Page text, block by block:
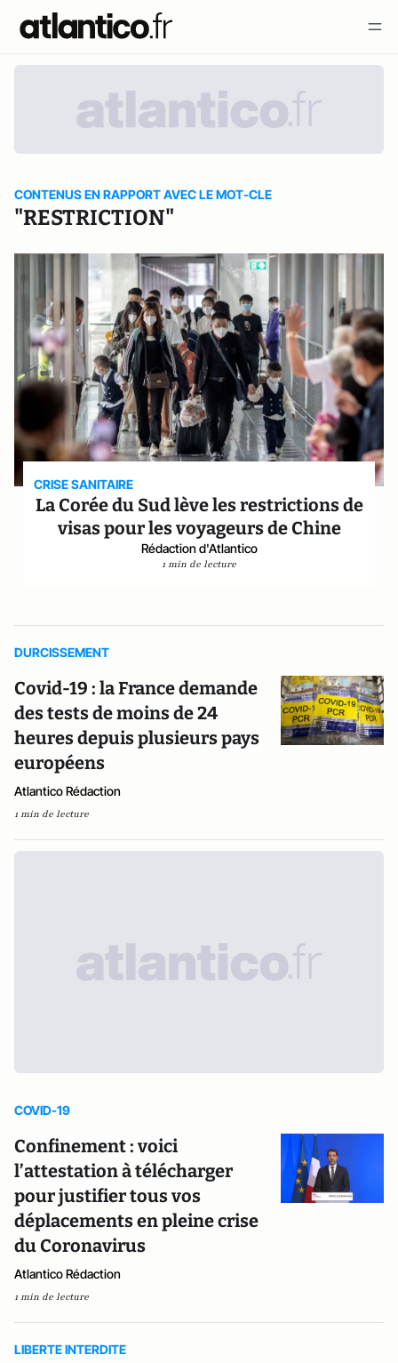
CONTENUS EN RAPPORT AVEC LE MOT-CLE
"RESTRICTION"
CRISE SANITAIRE
La Corée du Sud lève les restrictions de
visas pour les voyageurs de Chine
Rédaction d'Atlantico
1 min de lecture
DURCISSEMENT
Covid-19 : la France demande
des tests de moins de 24
heures depuis plusieurs pays
européens
Atlantico Rédaction
1 min de lecture
COVID-19
Confinement : voici
l’attestation à télécharger
pour justifier tous vos
déplacements en pleine crise
du Coronavirus
Atlantico Rédaction
1 min de lecture
LIBERTE INTERDITE